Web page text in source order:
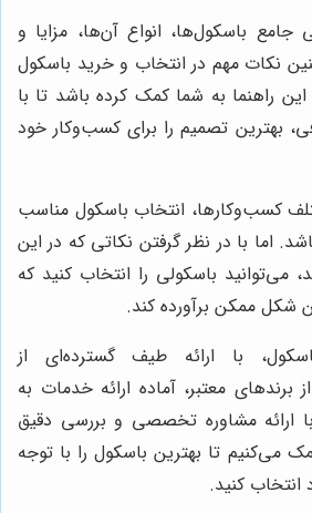
جامع باسکول‌ها، انواع آن‌ها، مزایا و
نکات مهم در انتخاب و خرید باسکول
این راهنما به شما کمک کرده باشد تا با
بهترین تصمیم را برای کسب‌وکار خود
کسب‌وکارها، انتخاب باسکول مناسب
اما با در نظر گرفتن نکاتی که در این
می‌توانید باسکولی را انتخاب کنید که
شکل ممکن برآورده کند.
با ارائه طیف گسترده‌ای از
برندهای معتبر، آماده ارائه خدمات به
ارائه مشاوره تخصصی و بررسی دقیق
می‌کنیم تا بهترین باسکول را با توجه
انتخاب کنید.